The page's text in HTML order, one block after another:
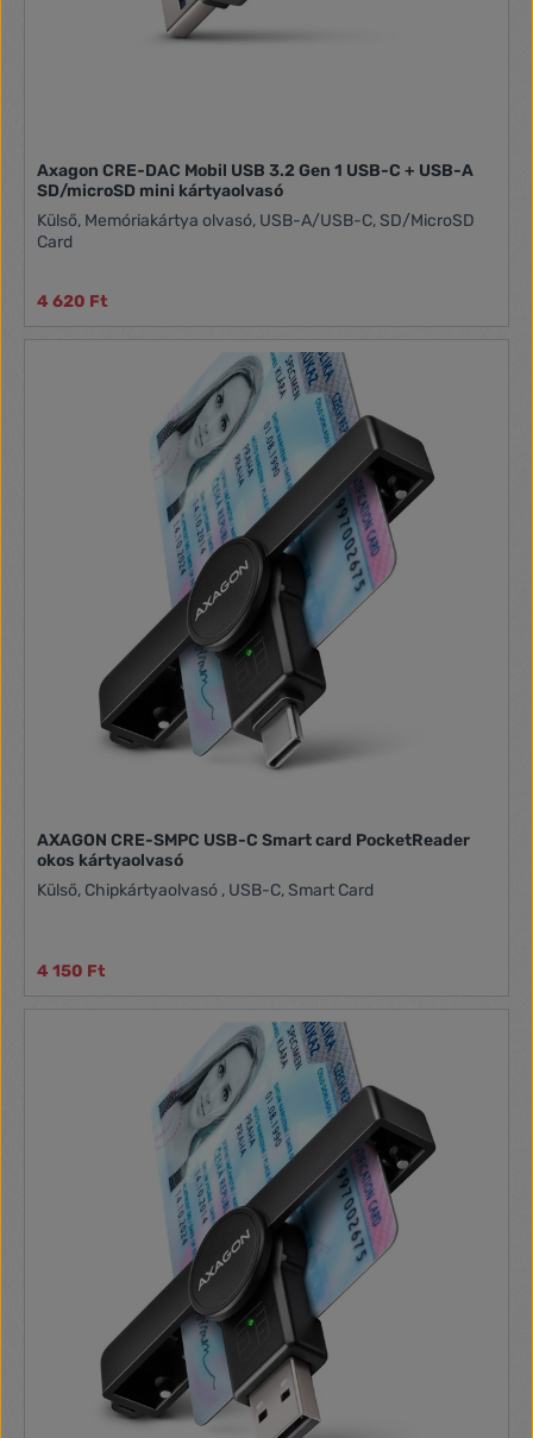
Axagon CRE-DAC Mobil USB 3.2 Gen 1 USB-C + USB-A
SD/microSD mini kártyaolvasó
Külső, Memóriakártya olvasó, USB-A/USB-C, SD/MicroSD
Card
4 620 Ft
AXAGON CRE-SMPC USB-C Smart card PocketReader
okos kártyaolvasó
Külső, Chipkártyaolvasó , USB-C, Smart Card
4 150 Ft